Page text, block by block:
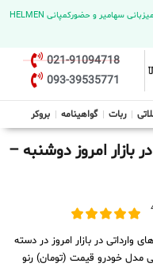
🔔 اطلاعیه : برگزاری سمینار بین المللی بازارهای مالی با میزبانی سهامیر و حضورکمپانی HELMEN
021-91094718
093-39535771
ربات گواهینامه بروکر
بازار امروز دوشنبه –
وارداتی در بازار امروز در دسته
مدل خودرو قیمت (تومان) رنو